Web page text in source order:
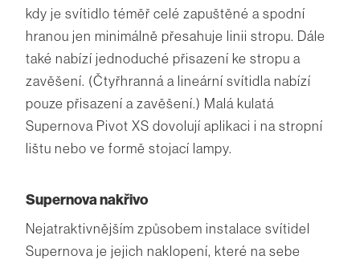
kdy je svítidlo téměř celé zapuštěné a spodní
hranou jen minimálně přesahuje linii stropu. Dále
také nabízí jednoduché přisazení ke stropu a
zavěšení. (Čtyřhranná a lineární svítidla nabízí
pouze přisazení a zavěšení.) Malá kulatá
Supernova Pivot XS dovolují aplikaci i na stropní
lištu nebo ve formě stojací lampy.
Supernova nakřivo
Nejatraktivnějším způsobem instalace svítidel
Supernova je jejich naklopení, které na sebe